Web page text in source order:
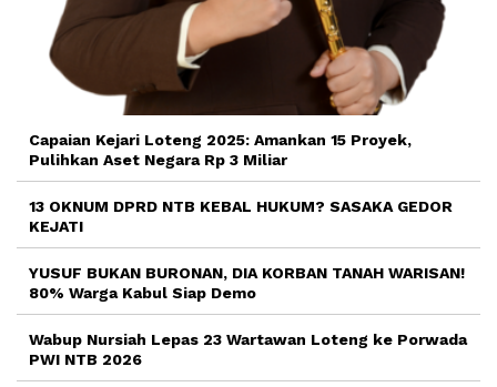
Capaian Kejari Loteng 2025: Amankan 15 Proyek,
Pulihkan Aset Negara Rp 3 Miliar
13 OKNUM DPRD NTB KEBAL HUKUM? SASAKA GEDOR
KEJATI
YUSUF BUKAN BURONAN, DIA KORBAN TANAH WARISAN!
80% Warga Kabul Siap Demo
Wabup Nursiah Lepas 23 Wartawan Loteng ke Porwada
PWI NTB 2026